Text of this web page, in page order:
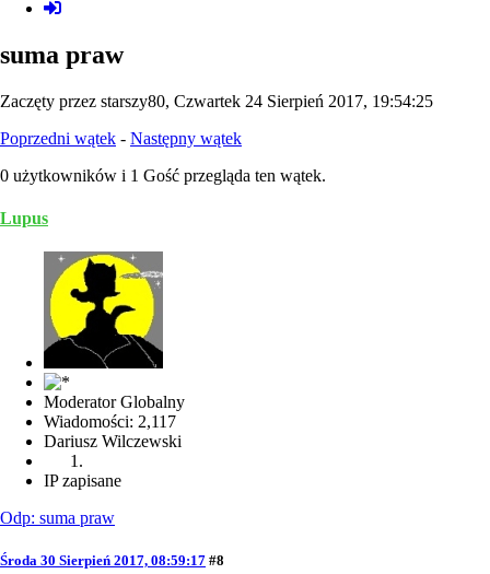
suma praw
Zaczęty przez starszy80, Czwartek 24 Sierpień 2017, 19:54:25
Poprzedni wątek - Następny wątek
0 użytkowników i 1 Gość przegląda ten wątek.
Lupus
Moderator Globalny
Wiadomości: 2,117
Dariusz Wilczewski
IP zapisane
Odp: suma praw
Środa 30 Sierpień 2017, 08:59:17 #8